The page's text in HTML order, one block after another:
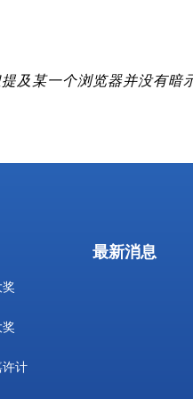
及某一个浏览器并没有暗
计
最新消息